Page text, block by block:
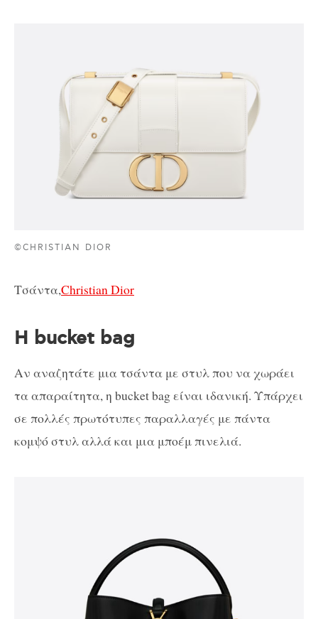
©CHRISTIAN DIOR
Τσάντα,Christian Dior
Η bucket bag
Αν αναζητάτε μια τσάντα με στυλ που να χωράει
τα απαραίτητα, η bucket bag είναι ιδανική. Υπάρχει
σε πολλές πρωτότυπες παραλλαγές με πάντα
κομψό στυλ αλλά και μια μποέμ πινελιά.